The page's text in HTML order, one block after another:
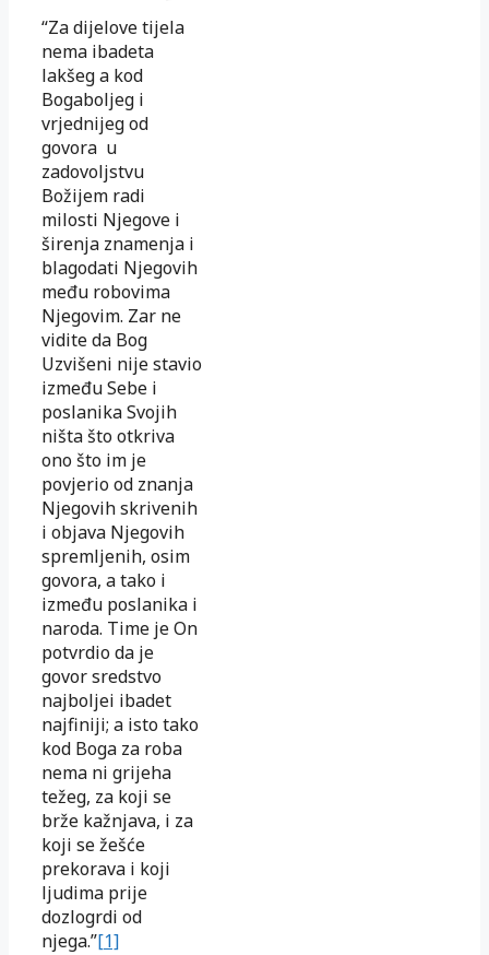
“Za dijelove tijela
nema ibadeta
lakšeg a kod
Bogaboljeg i
vrjednijeg od
govora u
zadovoljstvu
Božijem radi
milosti Njegove i
širenja znamenja i
blagodati Njegovih
među robovima
Njegovim. Zar ne
vidite da Bog
Uzvišeni nije stavio
između Sebe i
poslanika Svojih
ništa što otkriva
ono što im je
povjerio od znanja
Njegovih skrivenih
i objava Njegovih
spremljenih, osim
govora, a tako i
između poslanika i
naroda. Time je On
potvrdio da je
govor sredstvo
najboljei ibadet
najfiniji; a isto tako
kod Boga za roba
nema ni grijeha
težeg, za koji se
brže kažnjava, i za
koji se žešće
prekorava i koji
ljudima prije
dozlogrdi od
njega.”[1]